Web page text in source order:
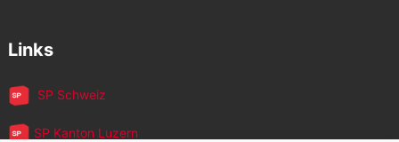
Links
SP Schweiz
SP Kanton Luzern